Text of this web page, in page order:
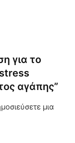
για το
αγάπης”
μια